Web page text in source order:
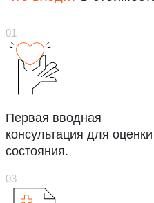
Первая вводная
консультация для оценки
состояния.